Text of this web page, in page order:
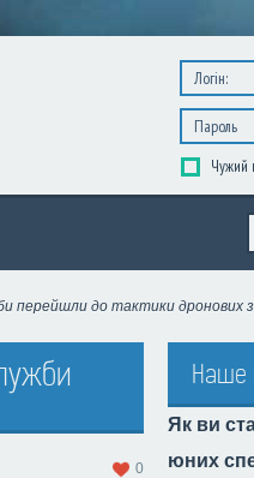
Чужий
перейшли до тактики дронових
0
Наше
Як ви
юних